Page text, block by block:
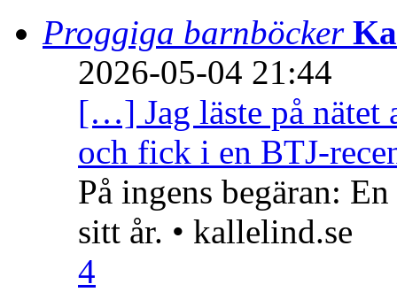
Proggiga barnböcker
2026-05-04 21:44
[…] Jag läste på nätet
och fick i en BTJ-
På ingens begäran:
sitt år. • kallelind.se
4